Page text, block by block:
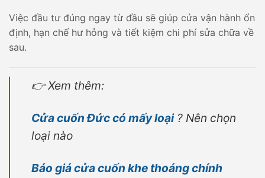
Việc đầu tư đúng ngay từ đầu sẽ giúp cửa vận hành ổn
định, hạn chế hư hỏng và tiết kiệm chi phí sửa chữa về
sau.
👉 Xem thêm:
Cửa cuốn Đức có mấy loại? Nên chọn
loại nào
Báo giá cửa cuốn khe thoáng chính